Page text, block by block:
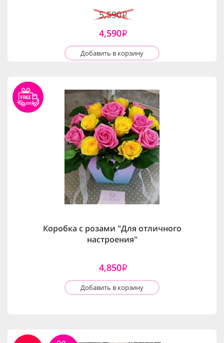
5,590i
4,590i
Добавить в корзину
Коробка с розами "Для отличного
настроения"
4,850i
Добавить в корзину